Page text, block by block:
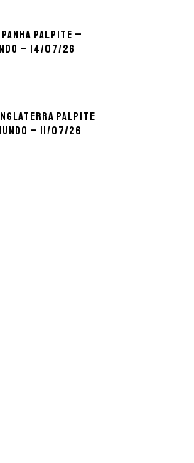
palpite –
– 14/07/26
Inglaterra palpite
– 11/07/26